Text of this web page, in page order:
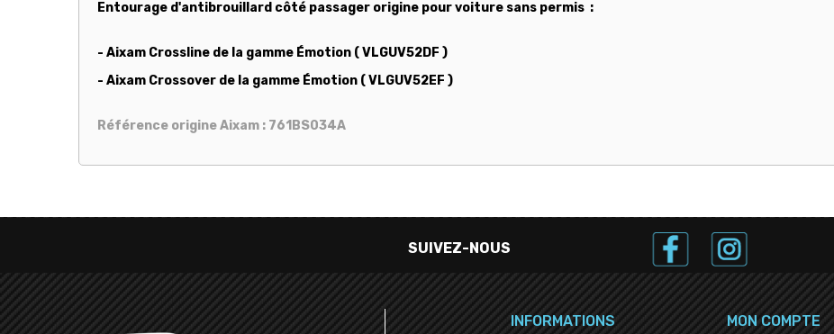
Entourage d'antibrouillard côté passager origine pour voiture sans permis :
- Aixam Crossline de la gamme Émotion ( VLGUV52DF )
- Aixam Crossover de la gamme Émotion ( VLGUV52EF )
Référence origine Aixam : 761BS034A
SUIVEZ-NOUS
INFORMATIONS MON COMPTE